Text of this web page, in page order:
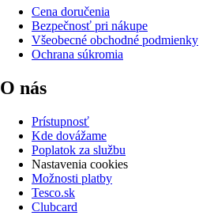
Cena doručenia
Bezpečnosť pri nákupe
Všeobecné obchodné podmienky
Ochrana súkromia
O nás
Prístupnosť
Kde dovážame
Poplatok za službu
Nastavenia cookies
Možnosti platby
Tesco.sk
Clubcard